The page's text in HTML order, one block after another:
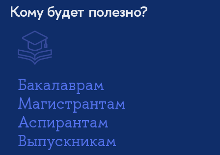
Кому будет полезно?
Бакалаврам
Магистрантам
Аспирантам
Выпускникам